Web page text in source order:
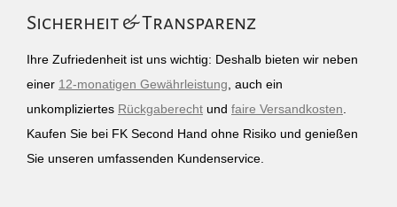
Sicherheit & Transparenz
Ihre Zufriedenheit ist uns wichtig: Deshalb bieten wir neben
einer 12-monatigen Gewährleistung , auch ein
unkompliziertes Rückgaberecht und faire Versandkosten
Kaufen Sie bei FK Second Hand ohne Risiko und genießen
Sie unseren umfassenden Kundenservice.